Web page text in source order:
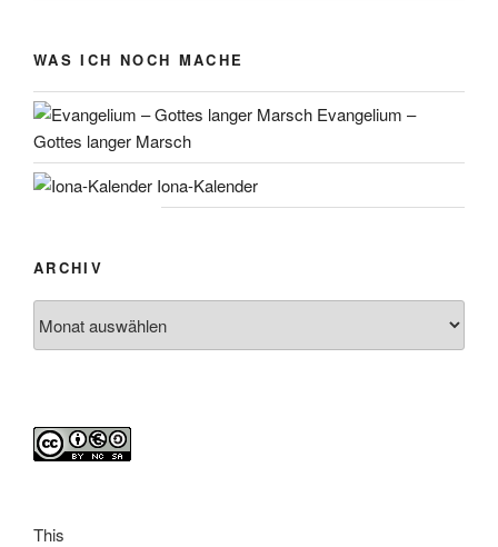
WAS ICH NOCH MACHE
Evangelium –
Gottes langer Marsch
Iona-Kalender
ARCHIV
This